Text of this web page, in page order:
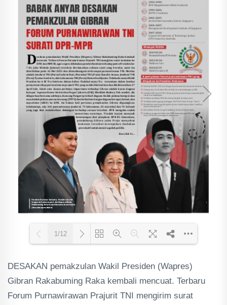
Loading PDF 84% ...
1/12
DESAKAN pemakzulan Wakil Presiden (Wapres)
Gibran Rakabuming Raka kembali mencuat. Terbaru
Forum Purnawirawan Prajurit TNI mengirim surat